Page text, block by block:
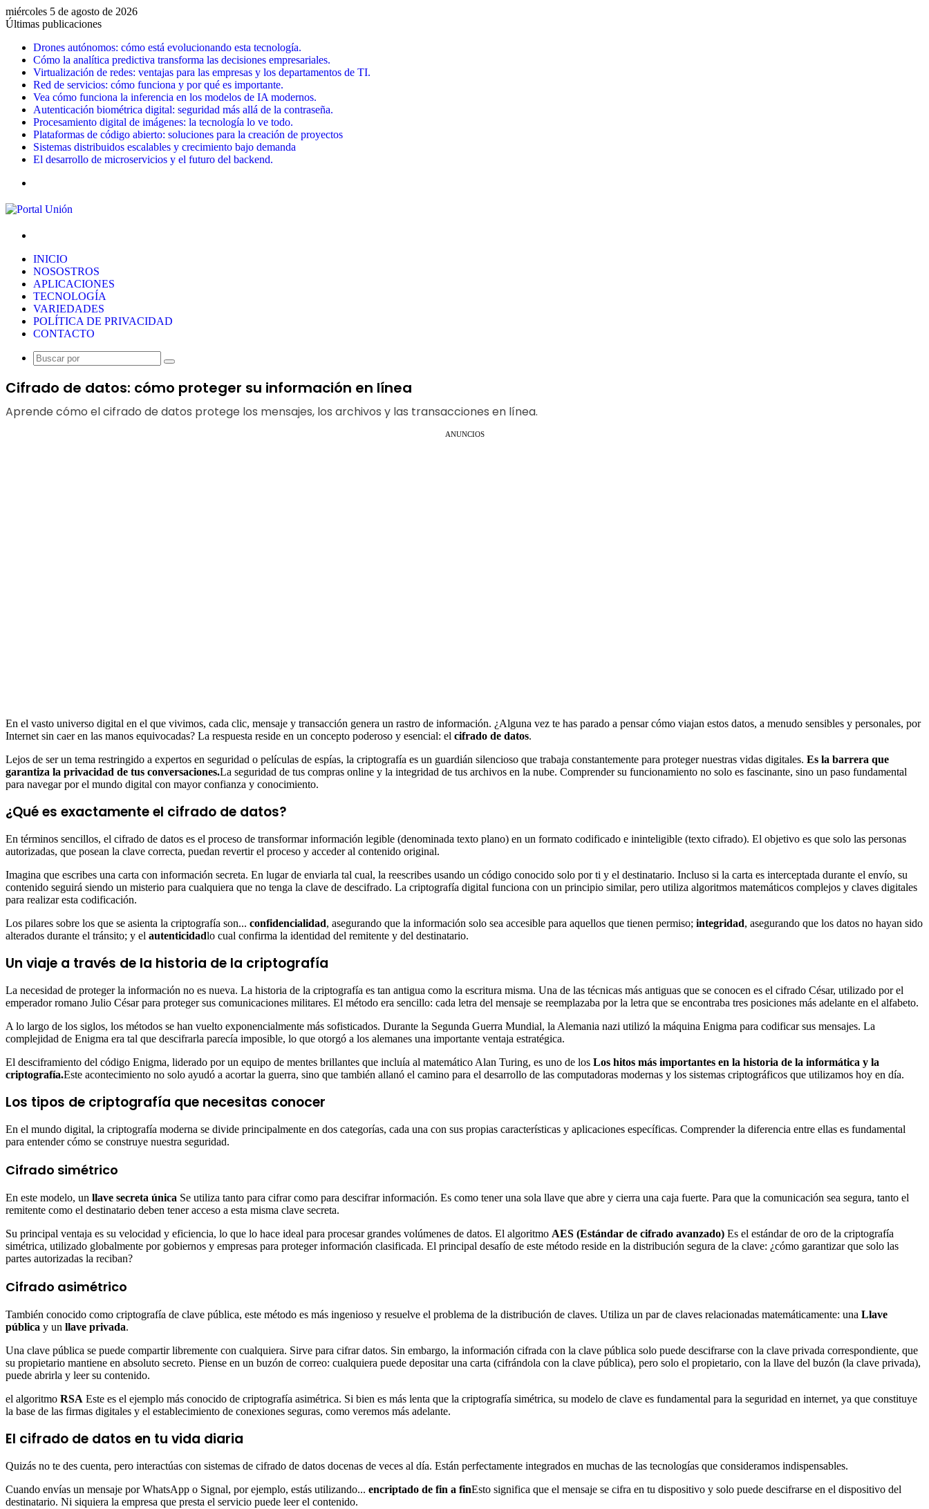
miércoles 5 de agosto de 2026
Últimas publicaciones
Drones autónomos: cómo está evolucionando esta tecnología.
Cómo la analítica predictiva transforma las decisiones empresariales.
Virtualización de redes: ventajas para las empresas y los departamentos de TI.
Red de servicios: cómo funciona y por qué es importante.
Vea cómo funciona la inferencia en los modelos de IA modernos.
Autenticación biométrica digital: seguridad más allá de la contraseña.
Procesamiento digital de imágenes: la tecnología lo ve todo.
Plataformas de código abierto: soluciones para la creación de proyectos
Sistemas distribuidos escalables y crecimiento bajo demanda
El desarrollo de microservicios y el futuro del backend.
INICIO
NOSOSTROS
APLICACIONES
TECNOLOGÍA
VARIEDADES
POLÍTICA DE PRIVACIDAD
CONTACTO
Buscar
Cifrado de datos: cómo proteger su información en línea
Aprende cómo el cifrado de datos protege los mensajes, los archivos y las transacciones en línea.
ANUNCIOS
En el vasto universo digital en el que vivimos, cada clic, mensaje y transacción genera un rastro de información. ¿Alguna vez te has parado a pensar cómo viajan estos datos, a menudo sensibles y personales, por
Internet sin caer en las manos equivocadas? La respuesta reside en un concepto poderoso y esencial: el cifrado de datos.
Lejos de ser un tema restringido a expertos en seguridad o películas de espías, la criptografía es un guardián silencioso que trabaja constantemente para proteger nuestras vidas digitales. Es la barrera que
garantiza la privacidad de tus conversaciones.La seguridad de tus compras online y la integridad de tus archivos en la nube. Comprender su funcionamiento no solo es fascinante, sino un paso fundamental
para navegar por el mundo digital con mayor confianza y conocimiento.
¿Qué es exactamente el cifrado de datos?
En términos sencillos, el cifrado de datos es el proceso de transformar información legible (denominada texto plano) en un formato codificado e ininteligible (texto cifrado). El objetivo es que solo las personas
autorizadas, que posean la clave correcta, puedan revertir el proceso y acceder al contenido original.
Imagina que escribes una carta con información secreta. En lugar de enviarla tal cual, la reescribes usando un código conocido solo por ti y el destinatario. Incluso si la carta es interceptada durante el envío, su
contenido seguirá siendo un misterio para cualquiera que no tenga la clave de descifrado. La criptografía digital funciona con un principio similar, pero utiliza algoritmos matemáticos complejos y claves digitales
para realizar esta codificación.
Los pilares sobre los que se asienta la criptografía son... confidencialidad, asegurando que la información solo sea accesible para aquellos que tienen permiso; integridad, asegurando que los datos no hayan sido
alterados durante el tránsito; y el autenticidadlo cual confirma la identidad del remitente y del destinatario.
Un viaje a través de la historia de la criptografía
La necesidad de proteger la información no es nueva. La historia de la criptografía es tan antigua como la escritura misma. Una de las técnicas más antiguas que se conocen es el cifrado César, utilizado por el
emperador romano Julio César para proteger sus comunicaciones militares. El método era sencillo: cada letra del mensaje se reemplazaba por la letra que se encontraba tres posiciones más adelante en el alfabeto.
A lo largo de los siglos, los métodos se han vuelto exponencialmente más sofisticados. Durante la Segunda Guerra Mundial, la Alemania nazi utilizó la máquina Enigma para codificar sus mensajes. La
complejidad de Enigma era tal que descifrarla parecía imposible, lo que otorgó a los alemanes una importante ventaja estratégica.
El desciframiento del código Enigma, liderado por un equipo de mentes brillantes que incluía al matemático Alan Turing, es uno de los Los hitos más importantes en la historia de la informática y la
criptografía.Este acontecimiento no solo ayudó a acortar la guerra, sino que también allanó el camino para el desarrollo de las computadoras modernas y los sistemas criptográficos que utilizamos hoy en día.
Los tipos de criptografía que necesitas conocer
En el mundo digital, la criptografía moderna se divide principalmente en dos categorías, cada una con sus propias características y aplicaciones específicas. Comprender la diferencia entre ellas es fundamental
para entender cómo se construye nuestra seguridad.
Cifrado simétrico
En este modelo, un llave secreta única Se utiliza tanto para cifrar como para descifrar información. Es como tener una sola llave que abre y cierra una caja fuerte. Para que la comunicación sea segura, tanto el
remitente como el destinatario deben tener acceso a esta misma clave secreta.
Su principal ventaja es su velocidad y eficiencia, lo que lo hace ideal para procesar grandes volúmenes de datos. El algoritmo AES (Estándar de cifrado avanzado) Es el estándar de oro de la criptografía
simétrica, utilizado globalmente por gobiernos y empresas para proteger información clasificada. El principal desafío de este método reside en la distribución segura de la clave: ¿cómo garantizar que solo las
partes autorizadas la reciban?
Cifrado asimétrico
También conocido como criptografía de clave pública, este método es más ingenioso y resuelve el problema de la distribución de claves. Utiliza un par de claves relacionadas matemáticamente: una Llave
pública y un llave privada.
Una clave pública se puede compartir libremente con cualquiera. Sirve para cifrar datos. Sin embargo, la información cifrada con la clave pública solo puede descifrarse con la clave privada correspondiente, que
su propietario mantiene en absoluto secreto. Piense en un buzón de correo: cualquiera puede depositar una carta (cifrándola con la clave pública), pero solo el propietario, con la llave del buzón (la clave privada),
puede abrirla y leer su contenido.
el algoritmo RSA Este es el ejemplo más conocido de criptografía asimétrica. Si bien es más lenta que la criptografía simétrica, su modelo de clave es fundamental para la seguridad en internet, ya que constituye
la base de las firmas digitales y el establecimiento de conexiones seguras, como veremos más adelante.
El cifrado de datos en tu vida diaria
Quizás no te des cuenta, pero interactúas con sistemas de cifrado de datos docenas de veces al día. Están perfectamente integrados en muchas de las tecnologías que consideramos indispensables.
Cuando envías un mensaje por WhatsApp o Signal, por ejemplo, estás utilizando... encriptado de fin a finEsto significa que el mensaje se cifra en tu dispositivo y solo puede descifrarse en el dispositivo del
destinatario. Ni siquiera la empresa que presta el servicio puede leer el contenido.